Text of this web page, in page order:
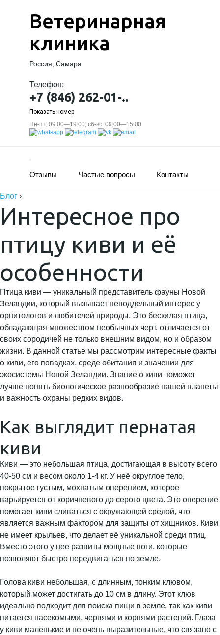
Ветеринарная
клиника
Россия, Самара
Телефон:
+7 (846) 262-01-..
Показать номер
Пн-пт: 09:00—19:00; сб-вс: 09:00—15:00
Отзывы Частые вопросы Контакты
Блог ›
Интересное про
птицу киви и её
особенности
Птица киви — уникальный представитель фауны Новой
Зеландии, который вызывает неподдельный интерес у
орнитологов и любителей природы. Это бескилая птица,
обладающая множеством необычных черт, отличается от
своих сородичей не только внешним видом, но и образом
жизни. В данной статье мы рассмотрим интересные факты
о киви, его повадках, среде обитания и значении для
экосистемы Новой Зеландии. Знание о киви поможет
лучше понять биологическое разнообразие нашей планеты
и важность охраны редких видов.
Как выглядит пернатая
киви
Киви — это небольшая птица, достигающая в высоту всего
40-50 см и весом около 1-4 кг. У неё округлое тело,
покрытое густым, мохнатым оперением, которое
варьируется от коричневого до серого цвета. Это оперение
помогает киви сливаться с окружающей средой, что
является важным фактором для защиты от хищников. Киви
не имеет крыльев, что делает её уникальной среди птиц.
Вместо этого у неё развиты мощные ноги, которые
позволяют быстро передвигаться по земле.
Голова киви небольшая, с длинным, тонким клювом,
который может достигать до 10 см в длину. Этот клюв
идеально подходит для поиска пищи в земле, так как киви
питается насекомыми, червями и корнями растений. Глаза
у киви маленькие и не очень выразительные, что связано с